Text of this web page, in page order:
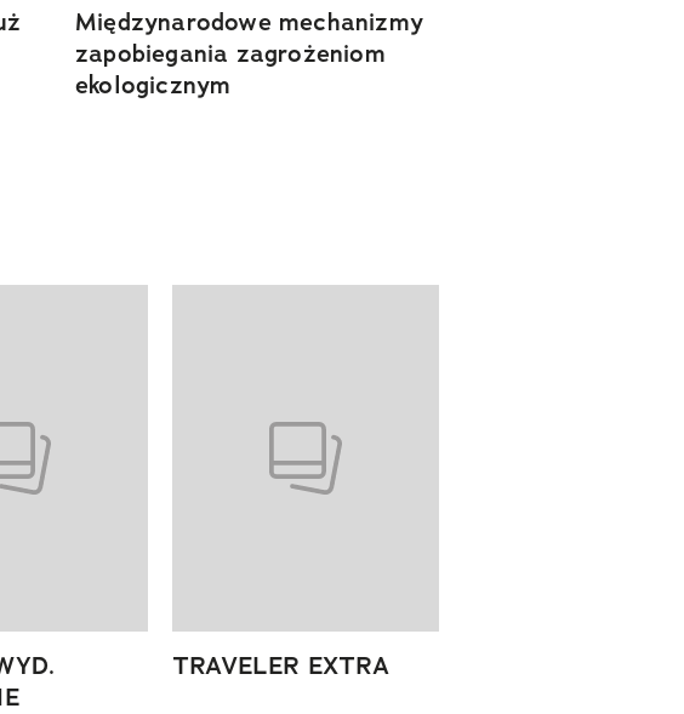
Międzynarodowe mechanizmy
zapobiegania zagrożeniom
ekologicznym
TRAVELER EXTRA